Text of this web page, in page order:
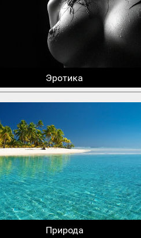
Эротика
Природа